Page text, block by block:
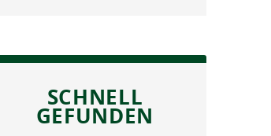
SCHNELL
GEFUNDEN